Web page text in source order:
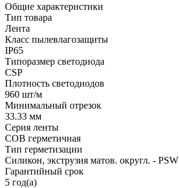
Общие характеристики
Тип товара
Лента
Класс пылевлагозащиты
IP65
Типоразмер светодиода
CSP
Плотность светодиодов
960 шт/м
Минимальный отрезок
33.33 мм
Серия ленты
COB герметичная
Тип герметизации
Силикон, экструзия матов. округл. - PSW
Гарантийный срок
5 год(а)